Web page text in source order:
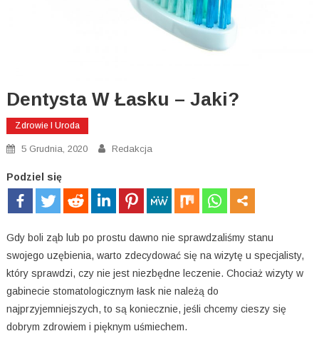
Dentysta W Łasku – Jaki?
Zdrowie I Uroda
5 Grudnia, 2020 Redakcja
Podziel się
Gdy boli ząb lub po prostu dawno nie sprawdzaliśmy stanu
swojego uzębienia, warto zdecydować się na wizytę u specjalisty,
który sprawdzi, czy nie jest niezbędne leczenie. Chociaż wizyty w
gabinecie stomatologicznym łask nie należą do
najprzyjemniejszych, to są koniecznie, jeśli chcemy cieszy się
dobrym zdrowiem i pięknym uśmiechem.